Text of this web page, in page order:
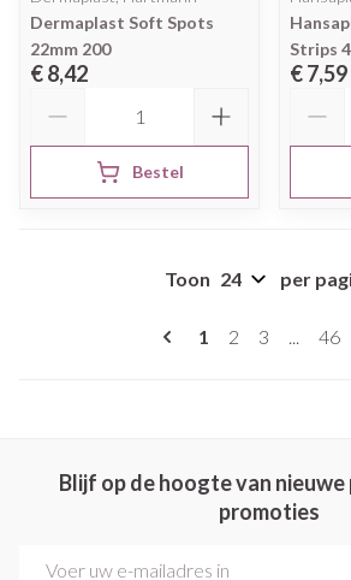
Dermaplast Soft Spots
22mm 200
€ 8,42
Bestel
Strips
€ 7,59
Pagina's
U lees
1 Pagina
2 Pagina
3 ... 46
Toon per
Blijf op de hoogte van
promoties